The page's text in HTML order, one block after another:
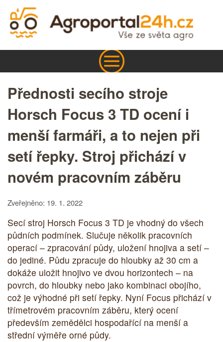
Přednosti secího stroje
Horsch Focus 3 TD ocení i
menší farmáři, a to nejen při
setí řepky. Stroj přichází v
novém pracovním záběru
Zveřejněno: 19. 1. 2022
Secí stroj Horsch Focus 3 TD je vhodný do všech
půdních podmínek. Slučuje několik pracovních
operací – zpracování půdy, uložení hnojiva a setí –
do jediné. Půdu zpracuje do hloubky až 30 cm a
dokáže uložit hnojivo ve dvou horizontech – na
povrch, do hloubky nebo jako kombinaci obojího,
což je výhodné při setí řepky. Nyní Focus přichází v
třímetrovém pracovním záběru, který ocení
především zemědělci hospodařící na menší a
střední výměře orné půdy.